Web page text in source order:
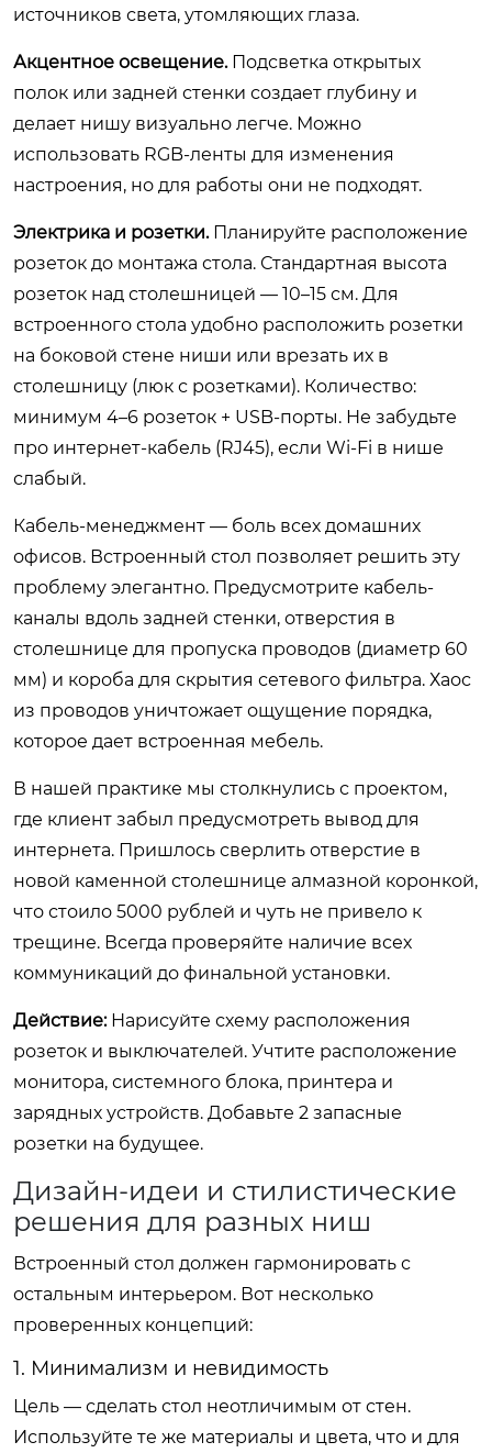
источников света, утомляющих глаза.
Акцентное освещение.Подсветка открытых
полок или задней стенки создает глубину и
делает нишу визуально легче. Можно
использовать RGB-ленты для изменения
настроения, но для работы они не подходят.
Электрика и розетки.Планируйте расположение
розеток до монтажа стола. Стандартная высота
розеток над столешницей — 10–15 см. Для
встроенного стола удобно расположить розетки
на боковой стене ниши или врезать их в
столешницу (люк с розетками). Количество:
минимум 4–6 розеток + USB-порты. Не забудьте
про интернет-кабель (RJ45), если Wi-Fi в нише
слабый.
Кабель-менеджмент — боль всех домашних
офисов. Встроенный стол позволяет решить эту
проблему элегантно. Предусмотрите кабель-
каналы вдоль задней стенки, отверстия в
столешнице для пропуска проводов (диаметр 60
мм) и короба для скрытия сетевого фильтра. Хаос
из проводов уничтожает ощущение порядка,
которое дает встроенная мебель.
В нашей практике мы столкнулись с проектом,
где клиент забыл предусмотреть вывод для
интернета. Пришлось сверлить отверстие в
новой каменной столешнице алмазной коронкой,
что стоило 5000 рублей и чуть не привело к
трещине. Всегда проверяйте наличие всех
коммуникаций до финальной установки.
Действие:Нарисуйте схему расположения
розеток и выключателей. Учтите расположение
монитора, системного блока, принтера и
зарядных устройств. Добавьте 2 запасные
розетки на будущее.
Дизайн-идеи и стилистические
решения для разных ниш
Встроенный стол должен гармонировать с
остальным интерьером. Вот несколько
проверенных концепций:
1. Минимализм и невидимость
Цель — сделать стол неотличимым от стен.
Используйте те же материалы и цвета, что и для